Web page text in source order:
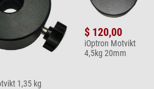
1,35 kg
$ 120,00
iOptron Motvikt
4,5kg 20mm